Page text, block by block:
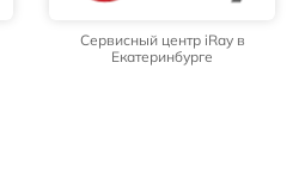
Сервисный центр iRay в
Екатеринбурге